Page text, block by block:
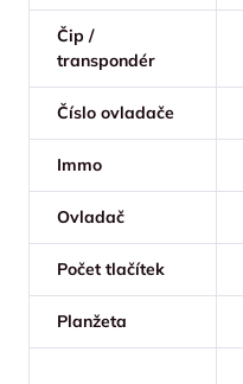
Čip /
transpondér
Číslo ovladače
Immo
Ovladač
Počet tlačítek
Planžeta